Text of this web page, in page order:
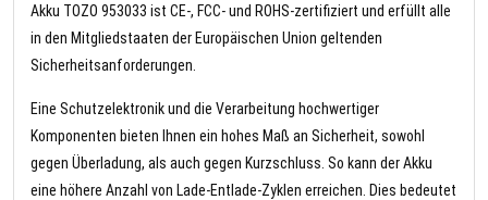
Akku TOZO 953033 ist CE-, FCC- und ROHS-zertifiziert und erfüllt alle
in den Mitgliedstaaten der Europäischen Union geltenden
Sicherheitsanforderungen.
Eine Schutzelektronik und die Verarbeitung hochwertiger
Komponenten bieten Ihnen ein hohes Maß an Sicherheit, sowohl
gegen Überladung, als auch gegen Kurzschluss. So kann der Akku
eine höhere Anzahl von Lade-Entlade-Zyklen erreichen. Dies bedeutet